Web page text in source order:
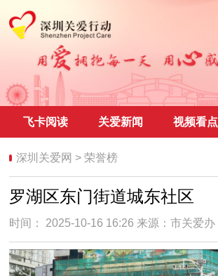
飞卡阅读 关爱新闻 视频看点
深圳关爱网 >荣誉榜
罗湖区东门街道城东社区
时间： 2025-10-16 16:26 来源：市关爱办